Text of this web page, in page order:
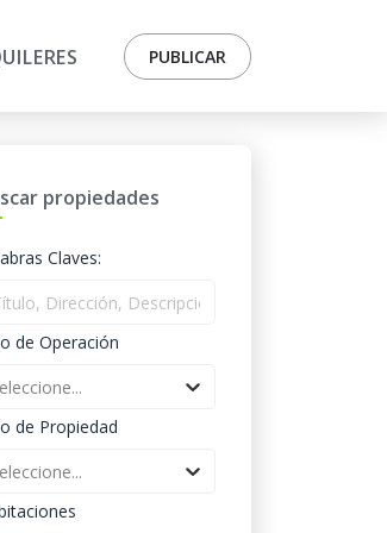
PUBLICAR
propiedades
Claves:
de Operación
de Propiedad